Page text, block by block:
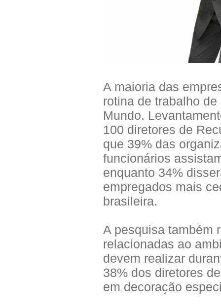
A maioria das
rotina de trabalho
Mundo.
100 diretores de
que 39% das
funcionários
enquanto 34%
empregados mais
brasileira.
A pesquisa também
relacionadas ao
devem realizar
38% dos diretores
em decoração